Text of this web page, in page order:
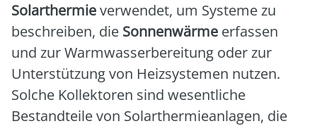
Solar­ther­miever­wen­det, um Sys­te­me zu
beschrei­ben, die Son­nen­wär­me erfas­sen
und zur Warm­was­ser­be­rei­tung oder zur
Unter­stüt­zung von Heiz­sys­te­men nut­zen.
Sol­che Kol­lek­to­ren sind wesent­li­che
Bestand­tei­le von Solar­ther­mie­an­la­gen, die